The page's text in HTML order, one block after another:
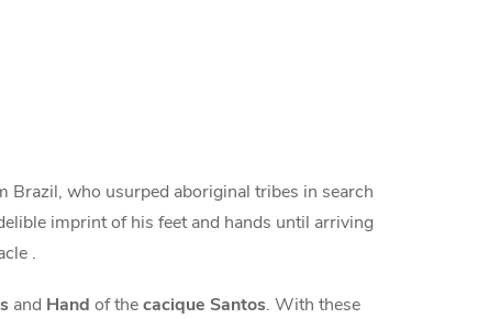
Brazil, who usurped aboriginal tribes in search
imprint of his feet and hands until arriving
.
and Hand of thecacique Santos. With these